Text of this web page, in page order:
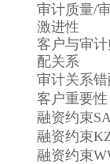
审计质量/
激进性
客户与审
配关系
审计关系
客户重要性
融资约束
融资约束
融资约束